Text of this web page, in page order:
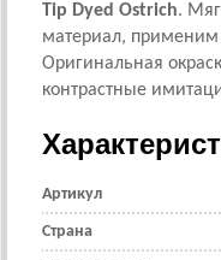
Tip Dyed Ostrich.
материал,
Оригинальная
контрастные
Артикул
Страна